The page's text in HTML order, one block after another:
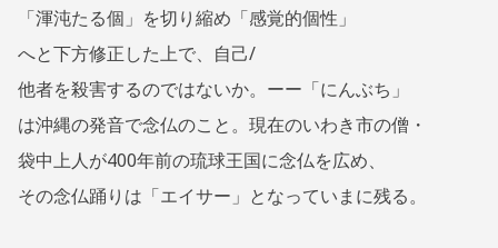
「渾沌たる個」を切り縮め「感覚的個性」
へと下方修正した上で、自己/
他者を殺害するのではないか。ーー「にんぶち」
は沖縄の発音で念仏のこと。現在のいわき市の僧・
袋中上人が400年前の琉球王国に念仏を広め、
その念仏踊りは「エイサー」となっていまに残る。